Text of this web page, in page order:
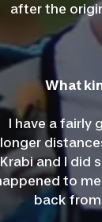
after the
What
I have a fairly
longer
Krabi and I did
to
back